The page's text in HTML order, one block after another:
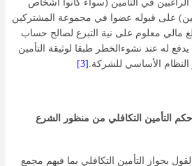
الراغبين في التأمين (سواء كانوا أشخاص
على قبوله عضوا في مجموعة المشتركين
مالي معلوم على نية التبرع لصالح حساب
يدفع له عند نشوءالخطر طبقا لوثيقة التأمين
الأساسي للشركة. [3]
التأمين التكافلي من منظور الشرع
بجواز التأمين التكافلي بما فيهم مجمع